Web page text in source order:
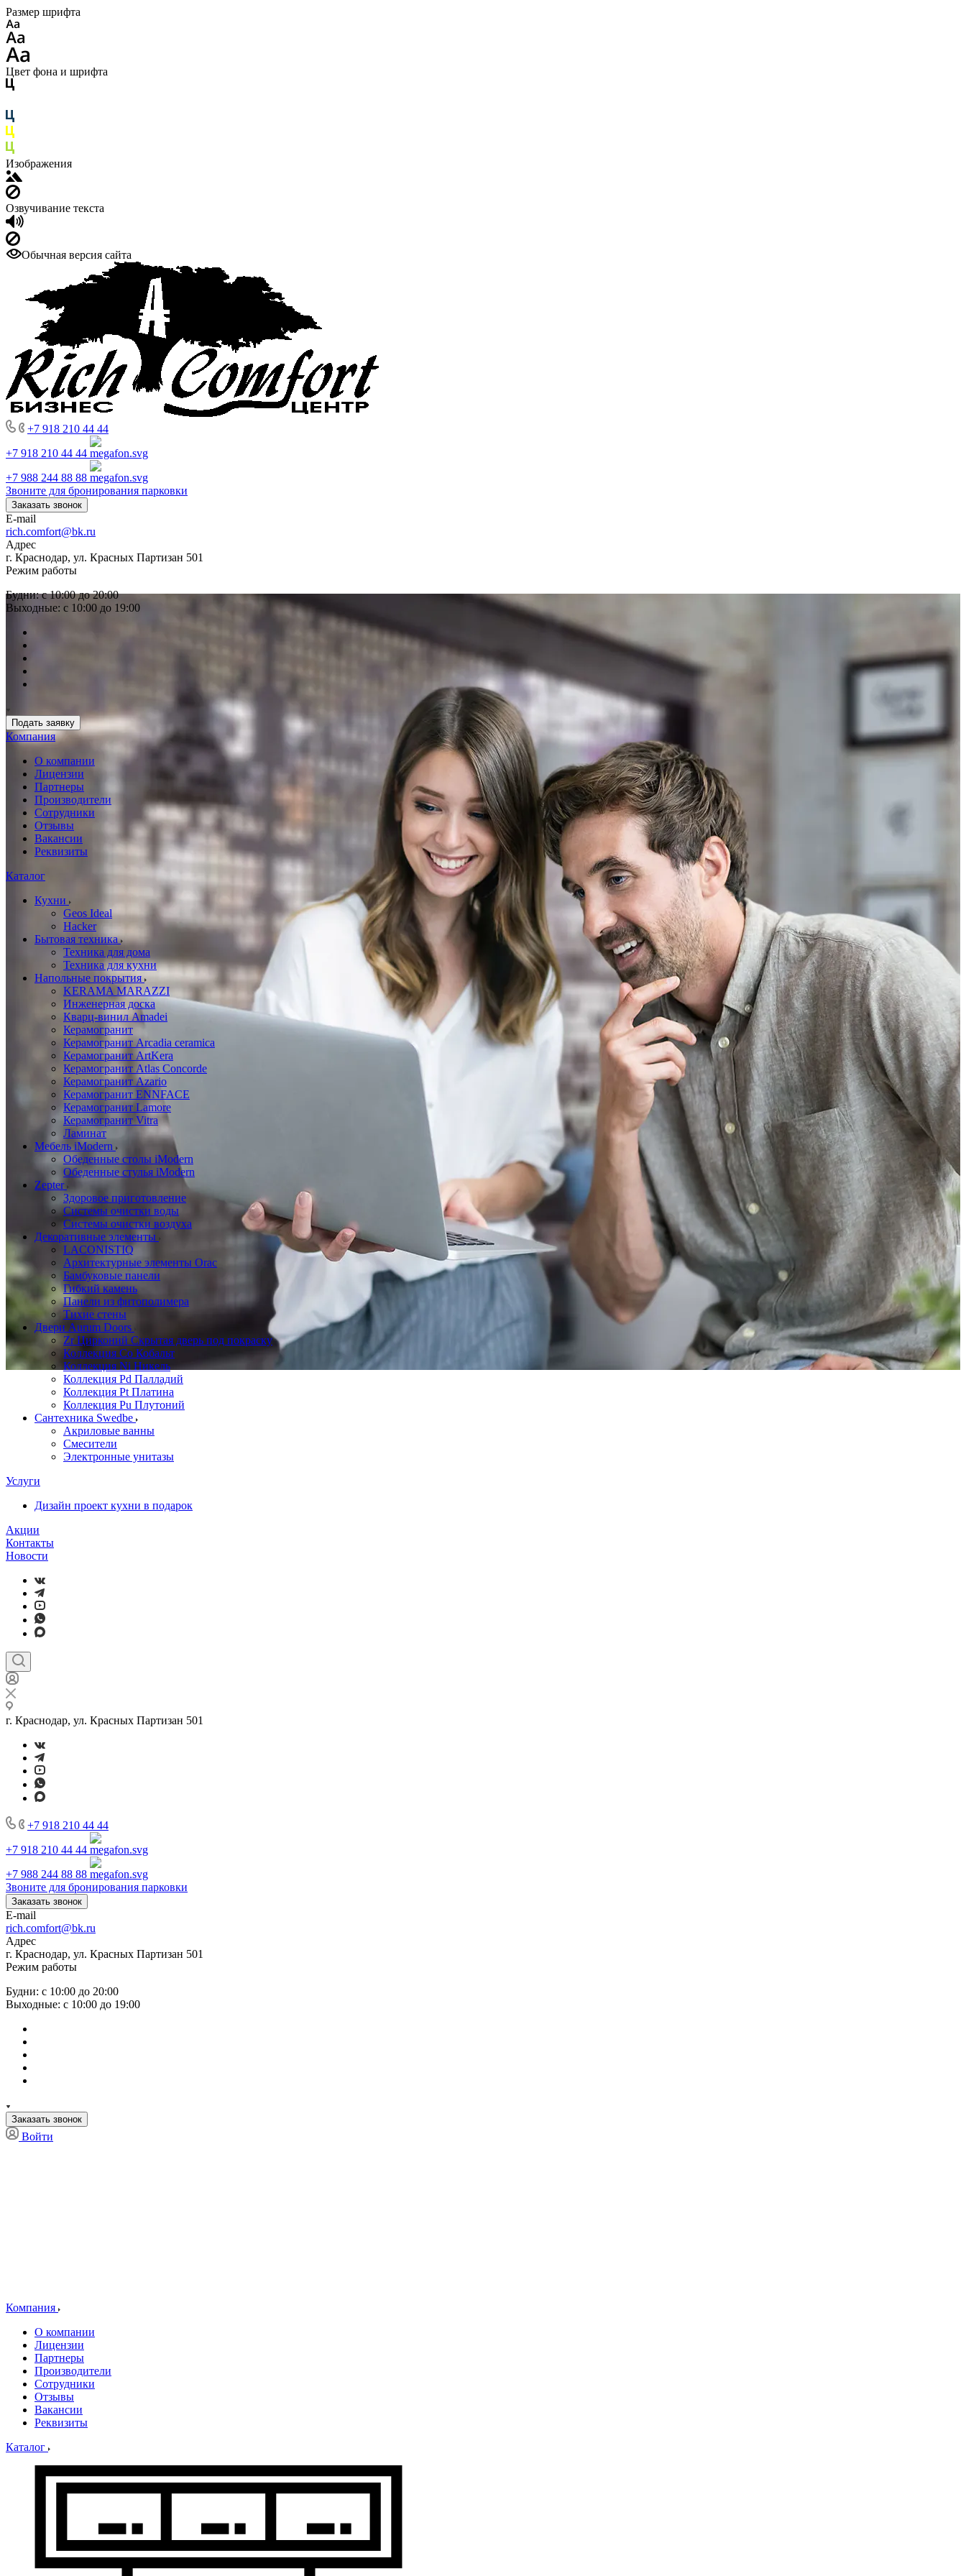
Размер шрифта
Цвет фона и шрифта
Изображения
Озвучивание текста
Обычная версия сайта
+7 918 210 44 44
+7 918 210 44 44
+7 988 244 88 88
Звоните для бронирования парковки
Заказать звонок
E-mail
rich.comfort@bk.ru
Адрес
г. Краснодар, ул. Красных Партизан 501
Режим работы
Будни: с 10:00 до 20:00
Выходные: с 10:00 до 19:00
Подать заявку
Компания
О компании
Лицензии
Партнеры
Производители
Сотрудники
Отзывы
Вакансии
Реквизиты
Каталог
Кухни
Geos Ideal
Hacker
Бытовая техника
Техника для дома
Техника для кухни
Напольные покрытия
KERAMA MARAZZI
Инженерная доска
Кварц-винил Amadei
Керамогранит
Керамогранит Arcadia ceramica
Керамогранит ArtKera
Керамогранит Atlas Concorde
Керамогранит Azario
Керамогранит ENNFACE
Керамогранит Lamore
Керамогранит Vitra
Ламинат
Мебель iModern
Обеденные столы iModern
Обеденные стулья iModern
Zepter
Здоровое приготовление
Системы очистки воды
Системы очистки воздуха
Декоративные элементы
LACONISTIQ
Архитектурные элементы Orac
Бамбуковые панели
Гибкий камень
Панели из фитополимера
Тихие стены
Двери Aurum Doors
Zr Цирконий Скрытая дверь под покраску
Коллекция Co Кобальт
Коллекция Ni Никель
Коллекция Pd Палладий
Коллекция Pt Платина
Коллекция Pu Плутоний
Сантехника Swedbe
Акриловые ванны
Смесители
Электронные унитазы
Услуги
Дизайн проект кухни в подарок
Акции
Контакты
Новости
г. Краснодар, ул. Красных Партизан 501
+7 918 210 44 44
+7 918 210 44 44
+7 988 244 88 88
Звоните для бронирования парковки
Заказать звонок
E-mail
rich.comfort@bk.ru
Адрес
г. Краснодар, ул. Красных Партизан 501
Режим работы
Будни: с 10:00 до 20:00
Выходные: с 10:00 до 19:00
Заказать звонок
Войти
Компания
О компании
Лицензии
Партнеры
Производители
Сотрудники
Отзывы
Вакансии
Реквизиты
Каталог